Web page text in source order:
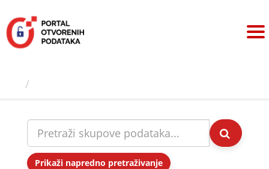
sadržaj
Prikaži napredno pretraživanje